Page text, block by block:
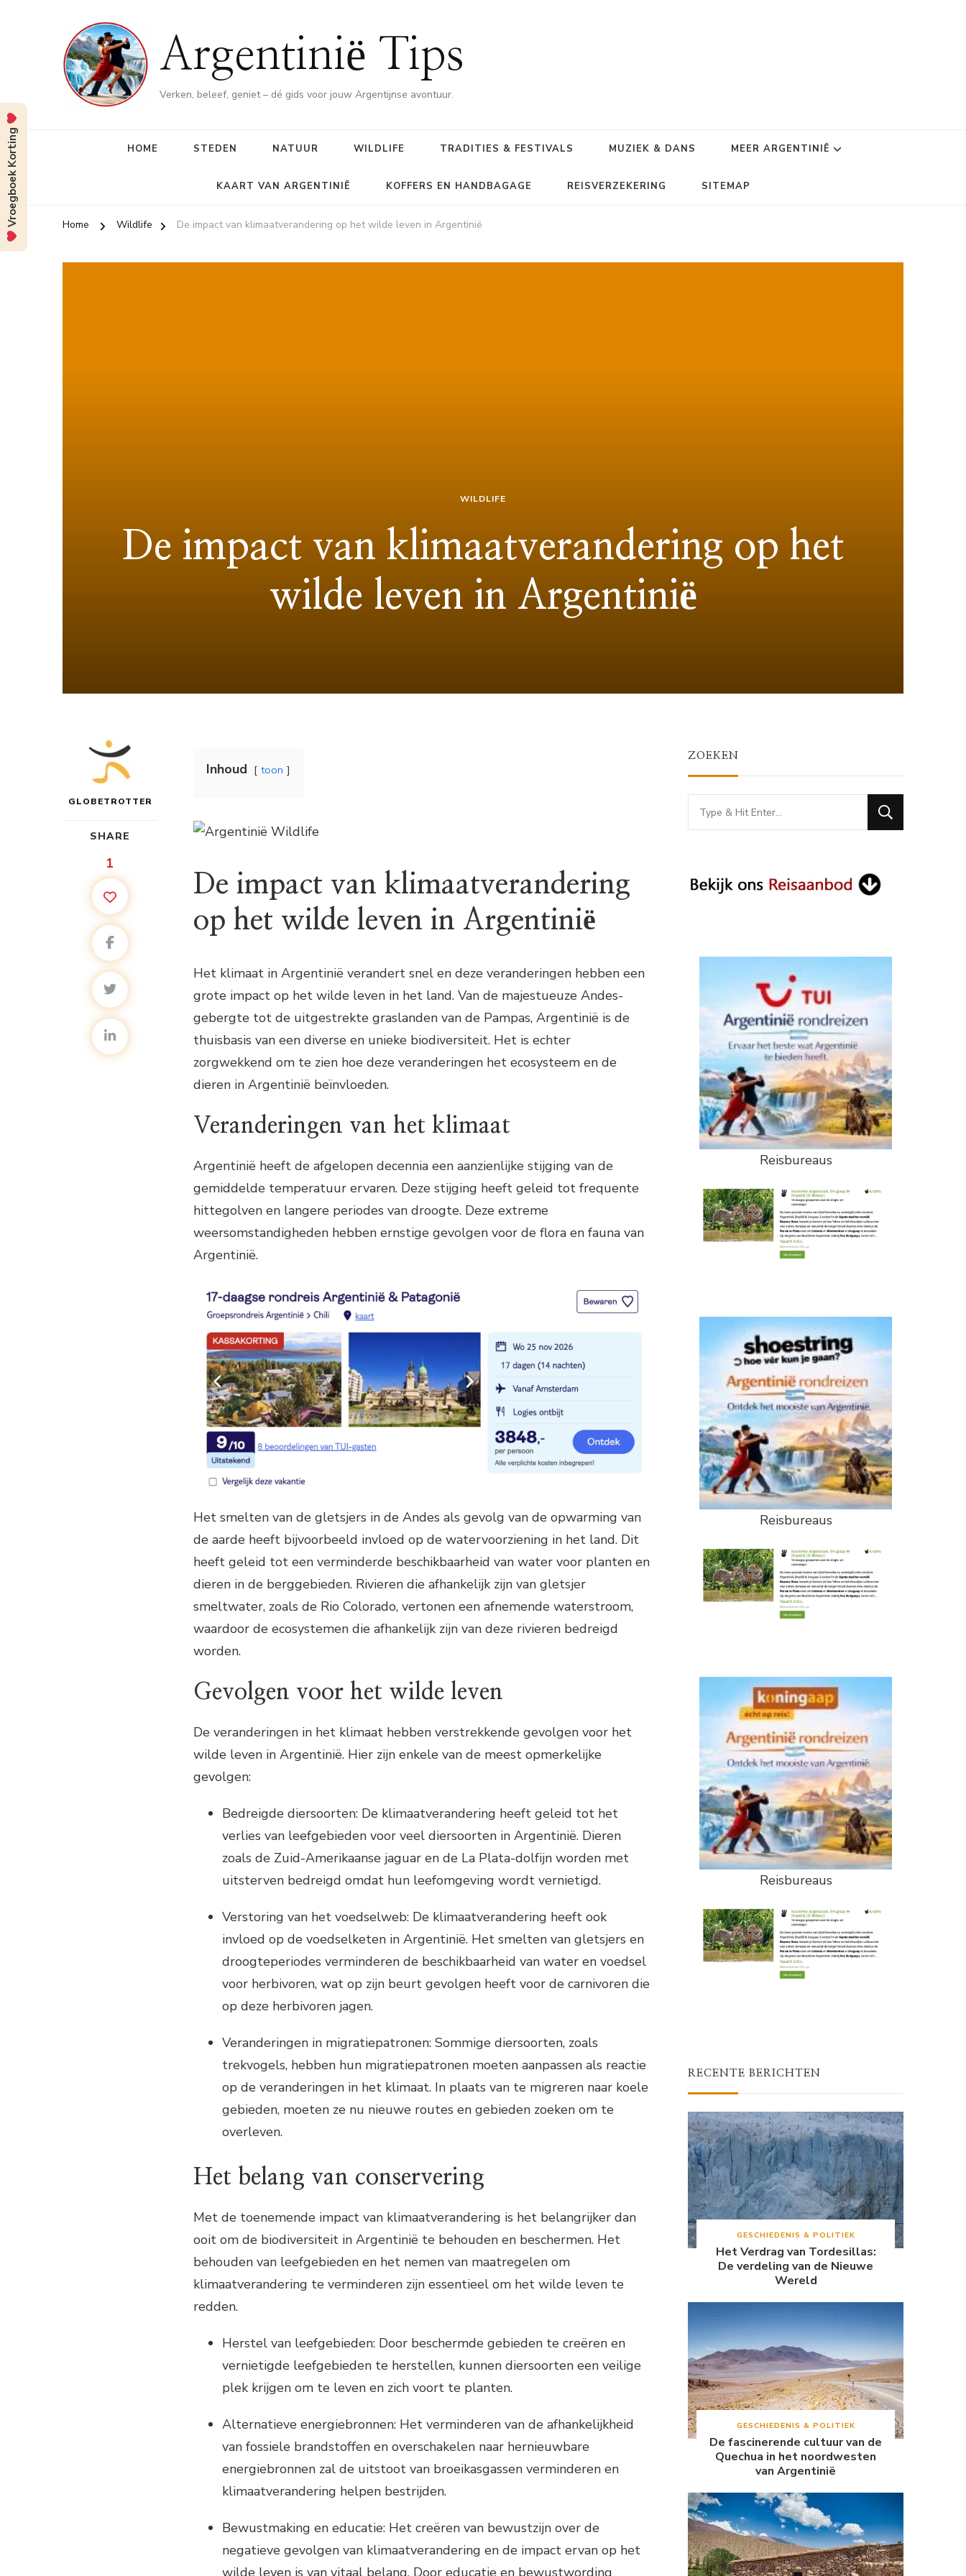
Argentinië Tips
Verken, beleef, geniet – dé gids voor jouw Argentijnse avontuur.
HOME STEDEN NATUUR WILDLIFE TRADITIES & FESTIVALS MUZIEK & DANS MEER ARGENTINIË
KAART VAN ARGENTINIË KOFFERS EN HANDBAGAGE REISVERZEKERING SITEMAP
Home Wildlife De impact van klimaatverandering op het wilde leven in Argentinië
WILDLIFE
De impact van klimaatverandering op het
wilde leven in Argentinië
GLOBETROTTER
SHARE
1
Inhoud toon
De impact van klimaatverandering
op het wilde leven in Argentinië
Het klimaat in Argentinië verandert snel en deze veranderingen hebben een
grote impact op het wilde leven in het land. Van de majestueuze Andes-
gebergte tot de uitgestrekte graslanden van de Pampas, Argentinië is de
thuisbasis van een diverse en unieke biodiversiteit. Het is echter
zorgwekkend om te zien hoe deze veranderingen het ecosysteem en de
dieren in Argentinië beïnvloeden.
Veranderingen van het klimaat
Argentinië heeft de afgelopen decennia een aanzienlijke stijging van de
gemiddelde temperatuur ervaren. Deze stijging heeft geleid tot frequente
hittegolven en langere periodes van droogte. Deze extreme
weersomstandigheden hebben ernstige gevolgen voor de flora en fauna van
Argentinië.
Het smelten van de gletsjers in de Andes als gevolg van de opwarming van
de aarde heeft bijvoorbeeld invloed op de watervoorziening in het land. Dit
heeft geleid tot een verminderde beschikbaarheid van water voor planten en
dieren in de berggebieden. Rivieren die afhankelijk zijn van gletsjer
smeltwater, zoals de Rio Colorado, vertonen een afnemende waterstroom,
waardoor de ecosystemen die afhankelijk zijn van deze rivieren bedreigd
worden.
Gevolgen voor het wilde leven
De veranderingen in het klimaat hebben verstrekkende gevolgen voor het
wilde leven in Argentinië. Hier zijn enkele van de meest opmerkelijke
gevolgen:
Bedreigde diersoorten: De klimaatverandering heeft geleid tot het
verlies van leefgebieden voor veel diersoorten in Argentinië. Dieren
zoals de Zuid-Amerikaanse jaguar en de La Plata-dolfijn worden met
uitsterven bedreigd omdat hun leefomgeving wordt vernietigd.
Verstoring van het voedselweb: De klimaatverandering heeft ook
invloed op de voedselketen in Argentinië. Het smelten van gletsjers en
droogteperiodes verminderen de beschikbaarheid van water en voedsel
voor herbivoren, wat op zijn beurt gevolgen heeft voor de carnivoren die
op deze herbivoren jagen.
Veranderingen in migratiepatronen: Sommige diersoorten, zoals
trekvogels, hebben hun migratiepatronen moeten aanpassen als reactie
op de veranderingen in het klimaat. In plaats van te migreren naar koele
gebieden, moeten ze nu nieuwe routes en gebieden zoeken om te
overleven.
Het belang van conservering
Met de toenemende impact van klimaatverandering is het belangrijker dan
ooit om de biodiversiteit in Argentinië te behouden en beschermen. Het
behouden van leefgebieden en het nemen van maatregelen om
klimaatverandering te verminderen zijn essentieel om het wilde leven te
redden.
Herstel van leefgebieden: Door beschermde gebieden te creëren en
vernietigde leefgebieden te herstellen, kunnen diersoorten een veilige
plek krijgen om te leven en zich voort te planten.
Alternatieve energiebronnen: Het verminderen van de afhankelijkheid
van fossiele brandstoffen en overschakelen naar hernieuwbare
energiebronnen zal de uitstoot van broeikasgassen verminderen en
klimaatverandering helpen bestrijden.
Bewustmaking en educatie: Het creëren van bewustzijn over de
negatieve gevolgen van klimaatverandering en de impact ervan op het
wilde leven is van vitaal belang. Door educatie en bewustwording
ZOEKEN
Looking
for
Reisbureaus
Reisbureaus
Reisbureaus
RECENTE BERICHTEN
GESCHIEDENIS & POLITIEK
Het Verdrag van Tordesillas:
De verdeling van de Nieuwe
Wereld
GESCHIEDENIS & POLITIEK
De fascinerende cultuur van de
Quechua in het noordwesten
van Argentinië
Vroegboek Korting